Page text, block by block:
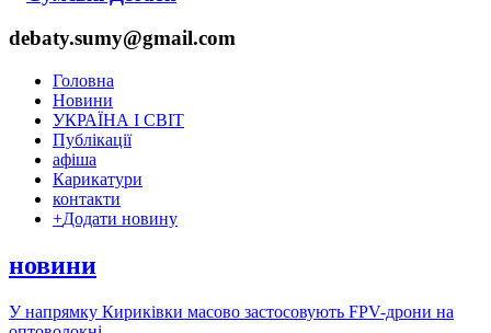
debaty.sumy@gmail.com
Головна
Новини
УКРАЇНА І СВІТ
Публікації
афіша
Карикатури
контакти
+Додати новину
новини
У напрямку Кириківки масово застосовують FPV-дрони на